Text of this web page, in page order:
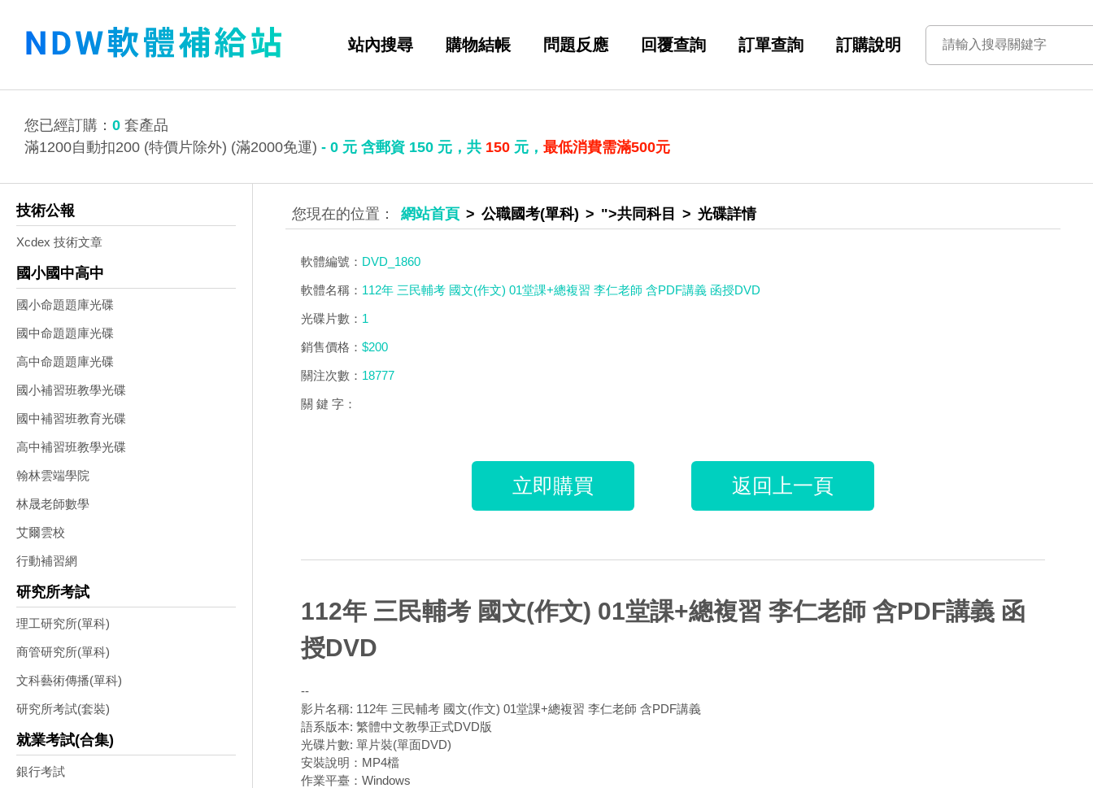
站內搜尋 購物結帳 問題反應 回覆查詢 訂單查詢 訂購說明
您已經訂購： 0 套產品
滿1200自動扣200 (特價片除外) (滿2000免運) - 0 元 含郵資 150 元，共 150 元， 最低消費需滿500元
技術公報
Xcdex 技術文章
國小國中高中
國小命題題庫光碟
國中命題題庫光碟
高中命題題庫光碟
國小補習班教學光碟
國中補習班教育光碟
高中補習班教學光碟
翰林雲端學院
林晟老師數學
艾爾雲校
行動補習網
研究所考試
理工研究所(單科)
商管研究所(單科)
文科藝術傳播(單科)
研究所考試(套裝)
就業考試(合集)
銀行考試
網站首頁 公職國考(單科) ">共同科目 光碟詳情
軟體編號： DVD_1860
軟體名稱： 112年 三民輔考 國文(作文) 01堂課+總複習 李仁老師 含PDF講義 函授DVD
光碟片數： 1
銷售價格：$200
關注次數： 18777
關 鍵 字：
立即購買 返回上一頁
112年 三民輔考 國文(作文) 01堂課+總複習 李仁老師 含PDF講義 函
授DVD
--
影片名稱: 112年 三民輔考 國文(作文) 01堂課+總複習 李仁老師 含PDF講義
語系版本: 繁體中文教學正式DVD版
光碟片數: 單片裝(單面DVD)
安裝說明：MP4檔
作業平臺：Windows